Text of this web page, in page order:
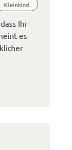
Kleinkind
Ihr
es